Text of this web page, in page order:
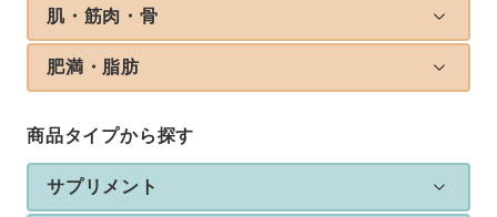
肌・筋肉・骨
肥満・脂肪
商品タイプから探す
サプリメント